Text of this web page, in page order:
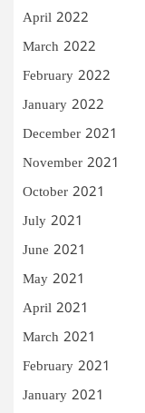
April 2022
March 2022
February 2022
January 2022
December 2021
November 2021
October 2021
July 2021
June 2021
May 2021
April 2021
March 2021
February 2021
January 2021